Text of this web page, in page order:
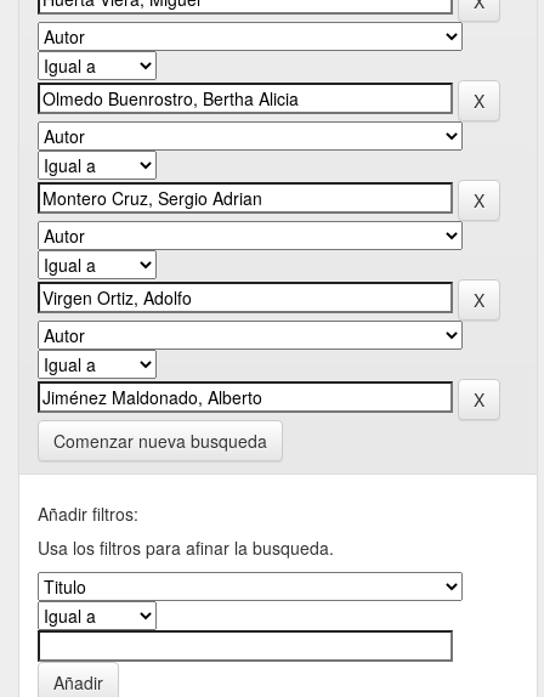
Comenzar nueva busqueda
Añadir filtros:
Usa los filtros para afinar la busqueda.